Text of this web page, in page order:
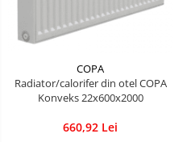
Pompe de circulaţie pentru
instalaţiile termice solare
Vase de expansiune
Incazire in Pardoseala
Incalzire clasica in pardoseala
PLACA NUTURI/TACKER
COPA
Radiator/calorifer din otel COPA
Konveks 22x600x2000
660,92 Lei